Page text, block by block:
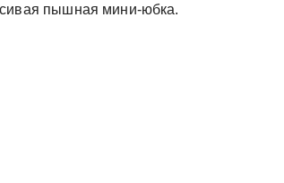
пышная мини-юбка.